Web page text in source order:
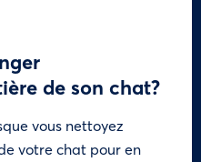
de son chat?
vous nettoyez
votre chat pour en